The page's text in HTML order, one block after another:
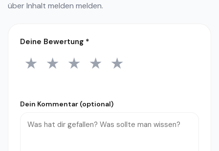
überInhalt melden melden.
Deine Bewertung *
1 Stern
★ 2 Sterne
★ 3 Sterne
★ 4 Sterne
★ 5 Sterne
★
Dein Kommentar (optional)